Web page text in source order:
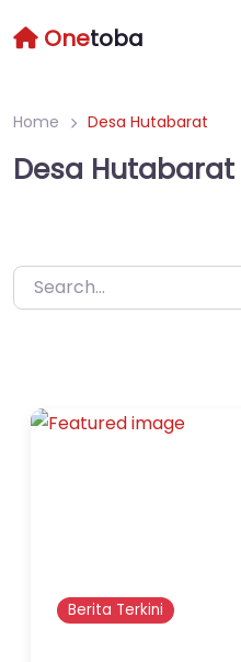
to
Onetoba
Home Desa Hutabarat
Desa Hutabarat
Berita Terkini